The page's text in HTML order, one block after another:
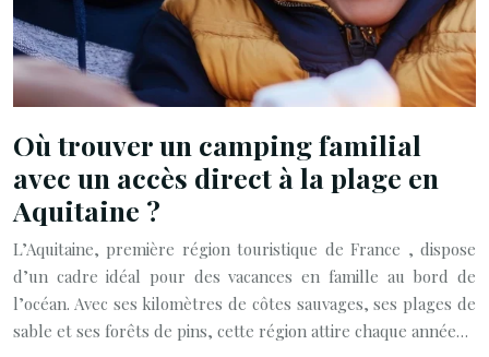
Où trouver un camping familial
avec un accès direct à la plage en
Aquitaine ?
L’Aquitaine, première région touristique de France , dispose
d’un cadre idéal pour des vacances en famille au bord de
l’océan. Avec ses kilomètres de côtes sauvages, ses plages de
sable et ses forêts de pins, cette région attire chaque année…